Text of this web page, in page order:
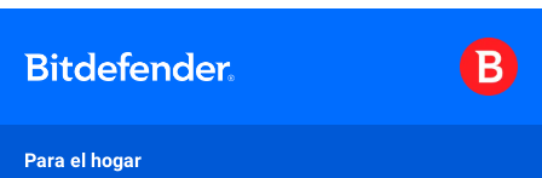
Para el hogar